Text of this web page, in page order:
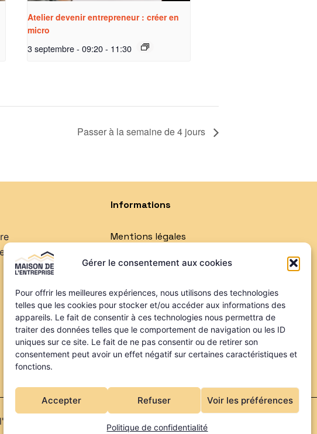
Gérer le consentement aux cookies
Pour offrir les meilleures expériences, nous utilisons des technologies
telles que les cookies pour stocker et/ou accéder aux informations des
appareils. Le fait de consentir à ces technologies nous permettra de
traiter des données telles que le comportement de navigation ou les ID
uniques sur ce site. Le fait de ne pas consentir ou de retirer son
consentement peut avoir un effet négatif sur certaines caractéristiques et
fonctions.
Accepter Refuser Voir les préférences
Politique de confidentialité
Atelier devenir entrepreneur : créer en
micro
3 septembre - 09:20 - 11:30
Passer à la semaine de 4 jours
réunion
Informations
Mentions légales
Qui sommes-nous ?